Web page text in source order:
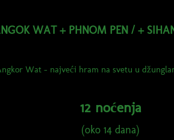
WAT + PHNOM PEN / +
Wat - najveći hram na svetu u
12 noćenja
(oko 14 dana)